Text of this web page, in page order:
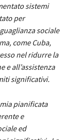
sistemi
per
sociale
come Cuba,
nel ridurre la
e all’assistenza
significativi.
pianificata
e
ed